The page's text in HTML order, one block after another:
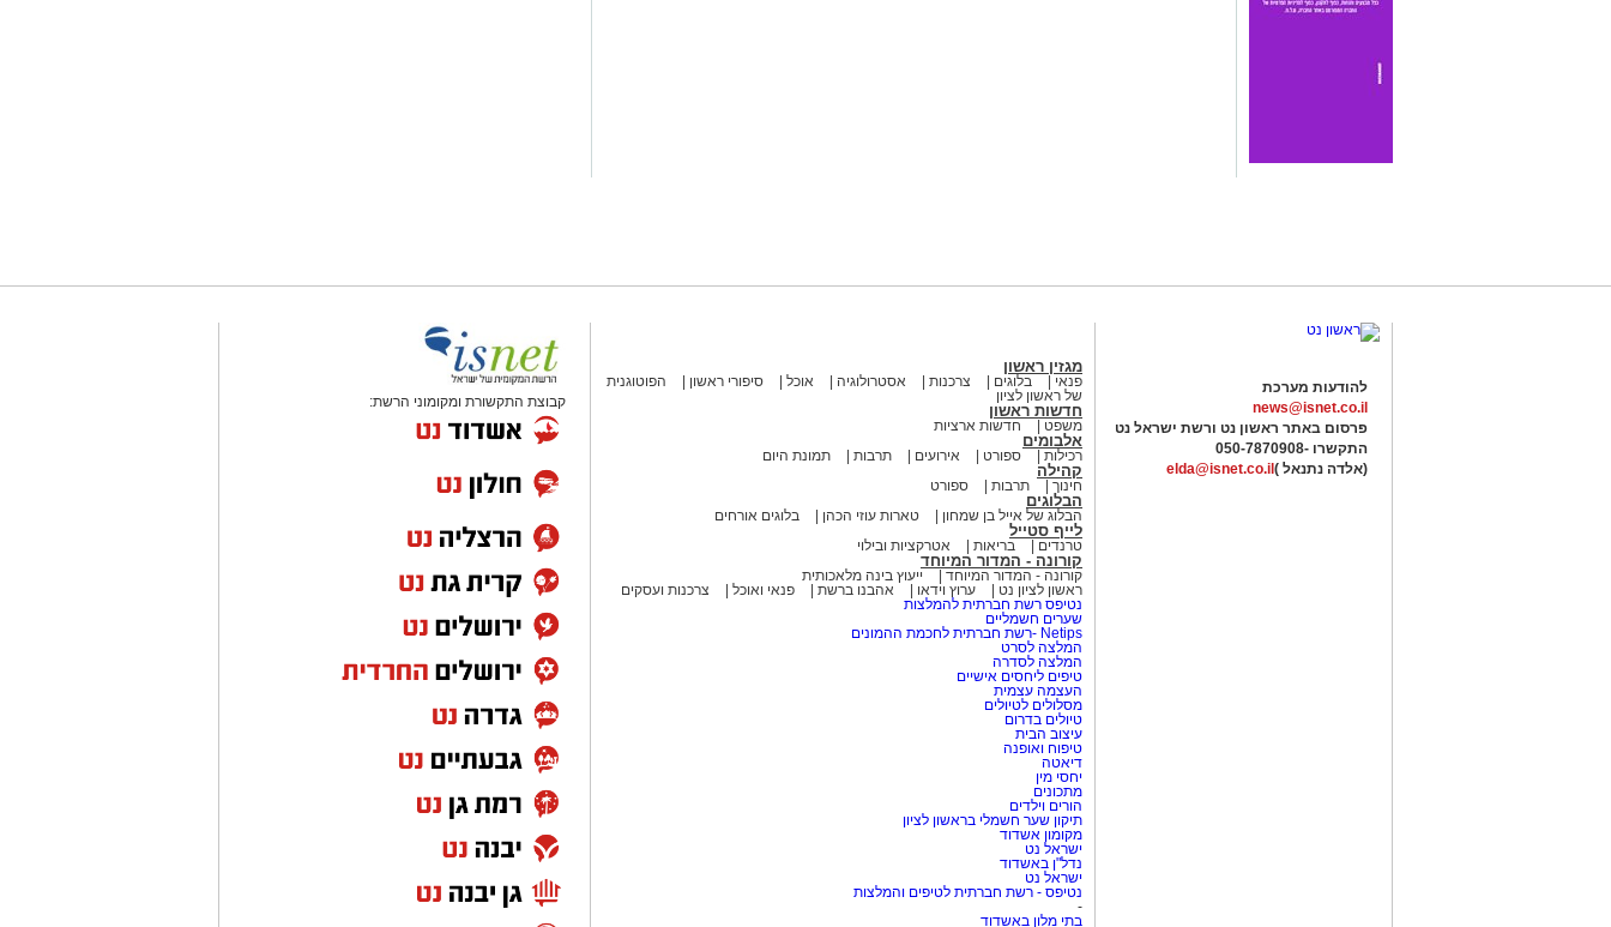
להודעות מערכת
news@isnet.co.il
פרסום באתר ראשון נט ורשת ישראל נט
התקשרו -050-7870908
(אלדה נתנאל ) elda@isnet.co.il
מגזין ראשון
פנאי בלוגים צרכנות אסטרולוגיה אוכל סיפורי ראשון
הפוטוגנית
של ראשון לציון
חדשות ראשון
משפט חדשות ארציות
אלבומים
רכילות ספורט אירועים תרבות תמונת היום
קהילה
חינוך תרבות ספורט
הבלוגים
הבלוג של אייל בן שמחון טארות עוזי הכהן בלוגים אורחים
לייף סטייל
טרנדים בריאות אטרקציות ובילוי
קורונה - המדור המיוחד
קורונה - המדור המיוחד
ייעוץ בינה מלאכותית
ראשון לציון נט
ערוץ וידאו אהבנו ברשת פנאי ואוכל
צרכנות ועסקים
נטיפס רשת חברתית להמלצות
שערים חשמליים
Netips -רשת חברתית לחכמת ההמונים
המלצה לסרט
המלצה לסדרה
טיפים ליחסים אישיים
העצמה עצמית
מסלולים לטיולים
טיולים בדרום
עיצוב הבית
טיפוח ואופנה
דיאטה
יחסי מין
מתכונים
הורים וילדים
תיקון שער חשמלי בראשון לציון
מקומון אשדוד
ישראל נט
נדל"ן באשדוד
ישראל נט
נטיפס - רשת חברתית לטיפים והמלצות
-
בתי מלון באשדוד
קבוצת התקשורת ומקומוני הרשת: